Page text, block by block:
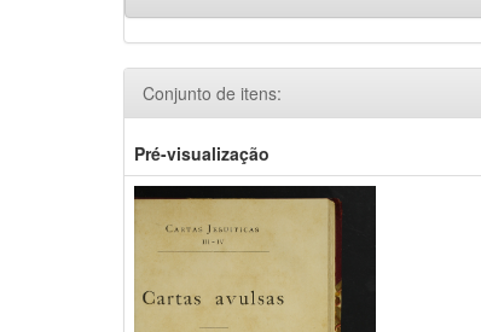
Conjunto de itens:
Pré-visualização